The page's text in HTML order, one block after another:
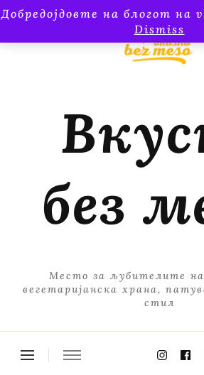
Добредојдовте на блогот на
Dismiss
без
Место за љубителите
вегетаријанска храна,
стил